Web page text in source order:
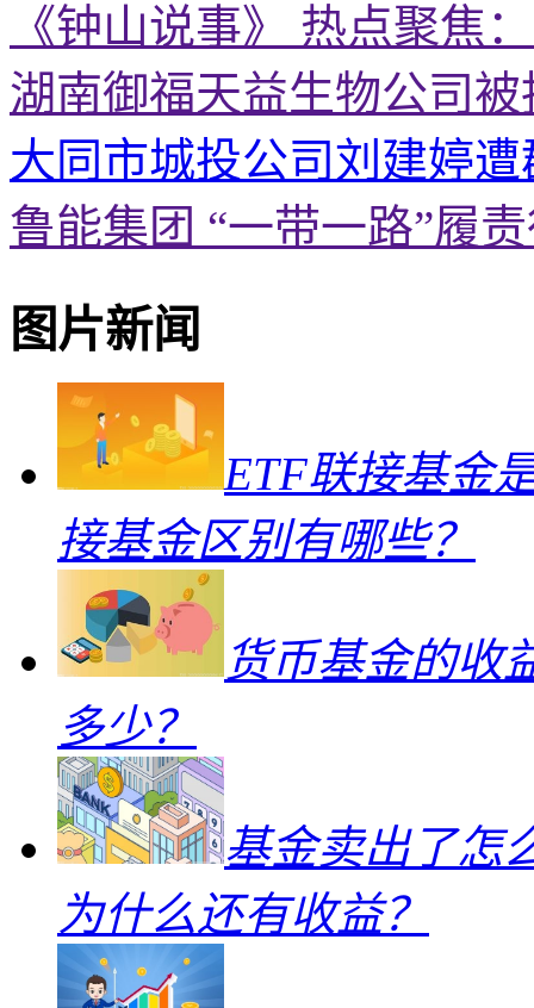
《钟山说事》 热点聚焦
湖南御福天益生物公司
大同市城投公司刘建婷
鲁能集团 “一带一路”履
图片新闻
ETF联接基金
接基金区别有哪些？
货币基金的收
多少？
基金卖出了怎
为什么还有收益？